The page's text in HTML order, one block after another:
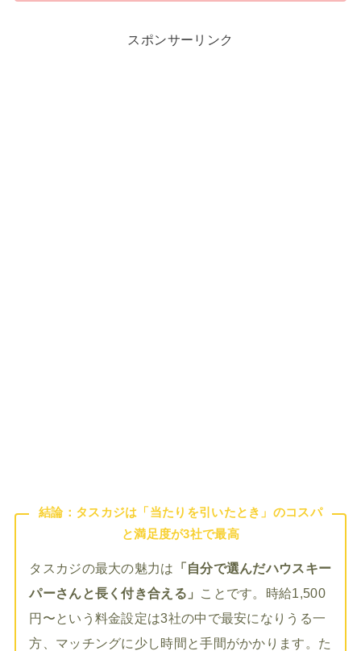
スポンサーリンク
結論：タスカジは「当たりを引いたとき」のコスパ
と満足度が3社で最高
タスカジの最大の魅力は 「自分で選んだハウスキー
パーさんと長く付き合える」 ことです。時給1,500
円〜という料金設定は3社の中で最安になりうる一
方、マッチングに少し時間と手間がかかります。た